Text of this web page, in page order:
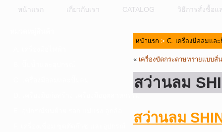
หน้าแรก เกี่ยวกับเรา CATALOG วิธีการสั่งซื้อแ
D. เครื่องมือก่อสร้าง-เครื่องมืออุตสาหกรรม
หน้าแรก > C. เครื่องมือลมแล
« เครื่องขัดกระดาษทรายแบบสั่
สว่านลม
สว่านลม